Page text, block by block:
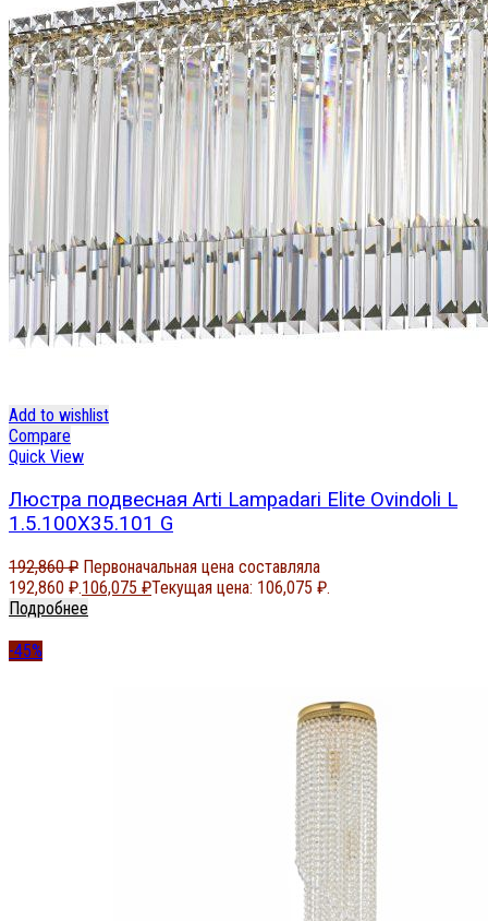
Add to wishlist
Compare
Quick View
Люстра подвесная Arti Lampadari Elite Ovindoli L
1.5.100X35.101 G
192,860₽ Первоначальная цена составляла
192,860 ₽.106,075 ₽Текущая цена: 106,075 ₽.
Подробнее
-45%